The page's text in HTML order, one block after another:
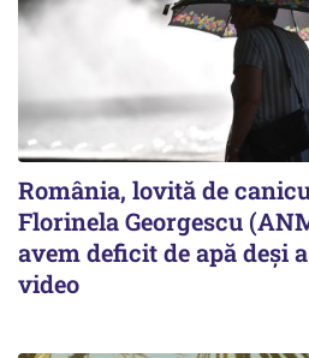
România, lovită de
Florinela Georgescu
avem deficit de apă deși
video